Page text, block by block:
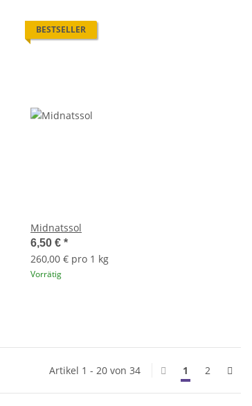
BESTSELLER
Midnatssol
6,50 € *
260,00 € pro 1 kg
Vorrätig
Artikel 1 - 20 von 34 1 2